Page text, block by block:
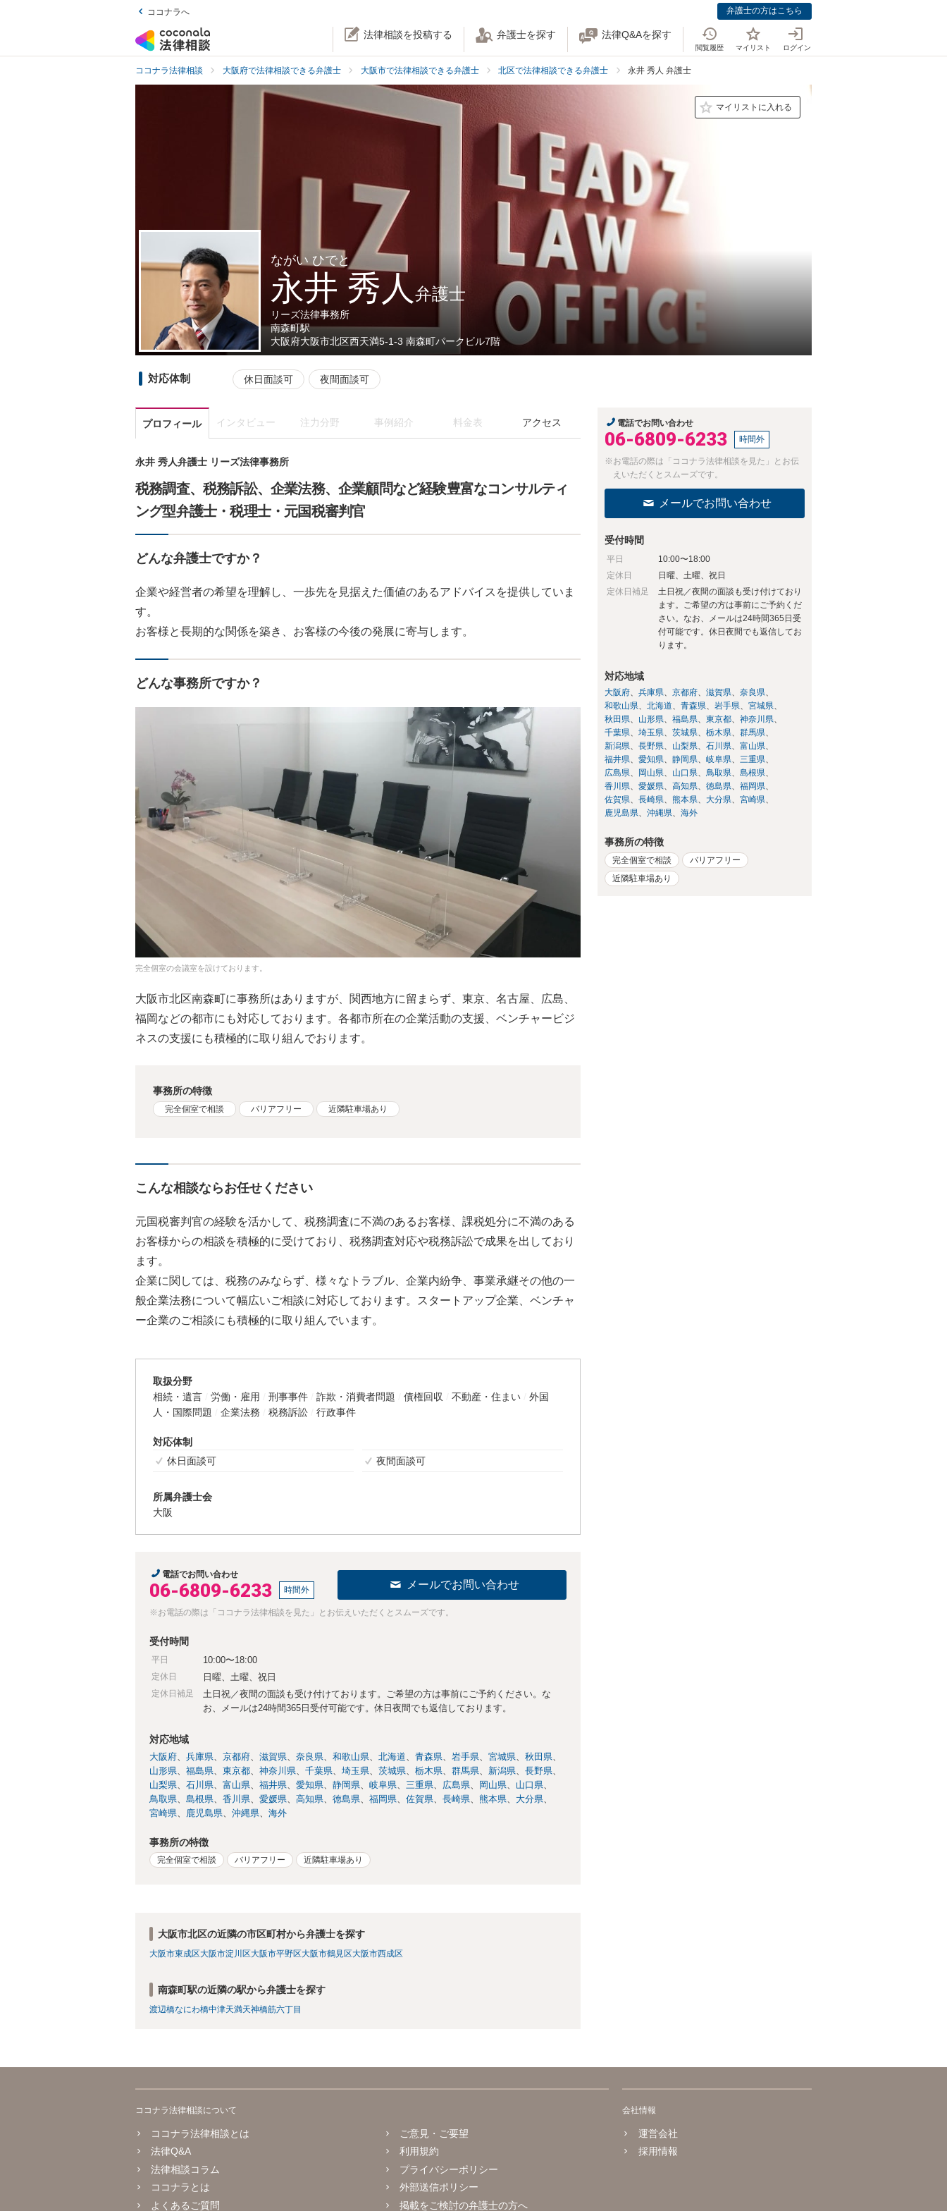
ココナラへ 弁護士の方はこちら
法律相談を投稿する 弁護士を探す 法律Q&Aを探す
閲覧履歴 マイリスト ログイン
ココナラ法律相談 大阪府で法律相談できる弁護士 大阪市で法律相談できる弁護士 北区で法律相談できる弁護士 永井 秀人 弁護士
マイリストに入れる
ながい ひでと
永井 秀人 弁護士
リーズ法律事務所
南森町駅
大阪府大阪市北区西天満5-1-3 南森町パークビル7階
対応体制 休日面談可 夜間面談可
プロフィール インタビュー 注力分野 事例紹介 料金表 アクセス
永井 秀人弁護士 リーズ法律事務所
税務調査、税務訴訟、企業法務、企業顧問など経験豊富なコンサルティ
ング型弁護士・税理士・元国税審判官
どんな弁護士ですか？
企業や経営者の希望を理解し、一歩先を見据えた価値のあるアドバイスを提供していま
す。
お客様と長期的な関係を築き、お客様の今後の発展に寄与します。
どんな事務所ですか？
完全個室の会議室を設けております。
大阪市北区南森町に事務所はありますが、関西地方に留まらず、東京、名古屋、広島、
福岡などの都市にも対応しております。各都市所在の企業活動の支援、ベンチャービジ
ネスの支援にも積極的に取り組んでおります。
事務所の特徴
完全個室で相談 バリアフリー 近隣駐車場あり
こんな相談ならお任せください
元国税審判官の経験を活かして、税務調査に不満のあるお客様、課税処分に不満のある
お客様からの相談を積極的に受けており、税務調査対応や税務訴訟で成果を出しており
ます。
企業に関しては、税務のみならず、様々なトラブル、企業内紛争、事業承継その他の一
般企業法務について幅広いご相談に対応しております。スタートアップ企業、ベンチャ
ー企業のご相談にも積極的に取り組んでいます。
取扱分野
相続・遺言
労働・雇用 刑事事件 詐欺・消費者問題 債権回収 不動産・住まい
外国
人・国際問題
企業法務 税務訴訟 行政事件
対応体制
休日面談可
夜間面談可
所属弁護士会
大阪
電話でお問い合わせ
06-6809-6233 時間外 メールでお問い合わせ
※お電話の際は「ココナラ法律相談を見た」とお伝えいただくとスムーズです。
受付時間
平日 10:00〜18:00
定休日 日曜、土曜、祝日
定休日補足
土日祝／夜間の面談も受け付けております。ご希望の方は事前にご予約ください。な
お、メールは24時間365日受付可能です。休日夜間でも返信しております。
対応地域
大阪府 兵庫県 京都府 滋賀県 奈良県 和歌山県 北海道 青森県 岩手県 宮城県
秋田県
山形県
福島県 東京都 神奈川県 千葉県 埼玉県 茨城県 栃木県 群馬県 新潟県
長野県
山梨県
石川県 富山県 福井県 愛知県 静岡県 岐阜県 三重県 広島県 岡山県
山口県
鳥取県
島根県 香川県 愛媛県 高知県 徳島県 福岡県 佐賀県 長崎県 熊本県
大分県
宮崎県
鹿児島県 沖縄県 海外
事務所の特徴
完全個室で相談 バリアフリー 近隣駐車場あり
大阪市北区の近隣の市区町村から弁護士を探す
大阪市東成区大阪市淀川区大阪市平野区大阪市鶴見区大阪市西成区
南森町駅の近隣の駅から弁護士を探す
渡辺橋なにわ橋中津天満天神橋筋六丁目
電話でお問い合わせ
06-6809-6233 時間外
※お電話の際は「ココナラ法律相談を見た」とお伝
えいただくとスムーズです。
メールでお問い合わせ
受付時間
平日
10:00〜18:00
定休日
日曜、土曜、祝日
定休日補足
土日祝／夜間の面談も受け付けており
ます。ご希望の方は事前にご予約くだ
さい。なお、メールは24時間365日受
付可能です。休日夜間でも返信してお
ります。
対応地域
大阪府 兵庫県 京都府 滋賀県
奈良県
和歌山県
北海道 青森県 岩手県
宮城県
秋田県
山形県 福島県 東京都
神奈川県
千葉県
埼玉県 茨城県 栃木県
群馬県
新潟県
長野県 山梨県 石川県
富山県
福井県
愛知県 静岡県 岐阜県
三重県
広島県
岡山県 山口県 鳥取県
島根県
香川県
愛媛県 高知県 徳島県
福岡県
佐賀県
長崎県 熊本県 大分県
宮崎県
鹿児島県
沖縄県 海外
事務所の特徴
完全個室で相談
バリアフリー
近隣駐車場あり
ココナラ法律相談について
ココナラ法律相談とは
法律Q&A
法律相談コラム
ココナラとは
よくあるご質問
ご意見・ご要望
利用規約
プライバシーポリシー
外部送信ポリシー
掲載をご検討の弁護士の方へ
会社情報
運営会社
採用情報